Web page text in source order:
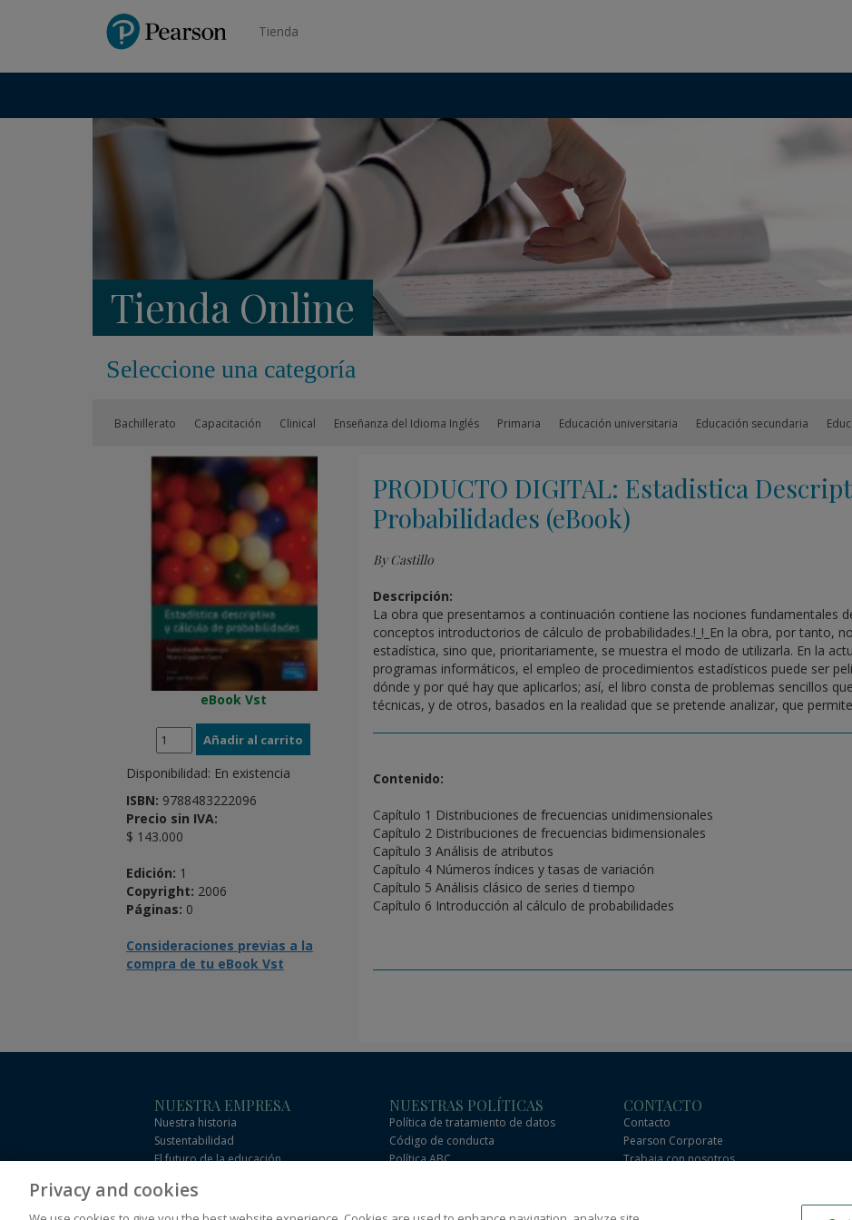
PearsonTienda
Tienda Online
Seleccione una categoría
Bachillerato Capacitación Clinical Enseñanza del Idioma Inglés Primaria Educación universitaria Educación secundaria
eBook Vst
Disponibilidad: En existencia
ISBN: 9788483222096
Precio sin IVA:
$ 143.000
Edición: 1
Copyright: 2006
Páginas: 0
Consideraciones previas a la
compra de tu eBook Vst
PRODUCTO DIGITAL: Estadistica
Probabilidades (eBook)
By Castillo
Descripción:
La obra que presentamos a continuación contiene las nociones fundamentales
conceptos introductorios de cálculo de probabilidades.!_!_En la obra, por tanto,
estadística, sino que, prioritariamente, se muestra el modo de utilizarla. En la
programas informáticos, el empleo de procedimientos estadísticos puede ser
dónde y por qué hay que aplicarlos; así, el libro consta de problemas sencillos
técnicas, y de otros, basados en la realidad que se pretende analizar, que
Contenido:
Capítulo 1 Distribuciones de frecuencias unidimensionales
Capítulo 2 Distribuciones de frecuencias bidimensionales
Capítulo 3 Análisis de atributos
Capítulo 4 Números índices y tasas de variación
Capítulo 5 Análisis clásico de series d tiempo
Capítulo 6 Introducción al cálculo de probabilidades
NUESTRA EMPRESA
Nuestra historia
Sustentabilidad
El futuro de la educación
NUESTRAS POLÍTICAS
Política de tratamiento de datos
Código de conducta
Política ABC
CONTACTO
Contacto
Pearson Corporate
Trabaja con nosotros
Privacy and cookies